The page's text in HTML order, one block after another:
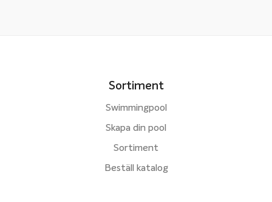
Sortiment
Swimmingpool
Skapa din pool
Sortiment
Beställ katalog